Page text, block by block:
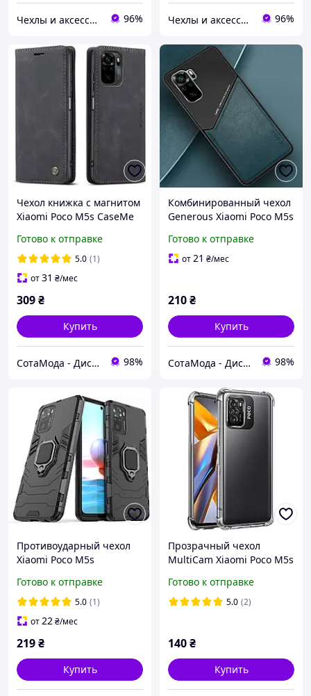
Чехлы и аксессуары | Mob4 96% Чехлы и аксессуары | Mob4 96%
Чехол книжка с магнитом
Xiaomi Poco M5s CaseMe
Готово к отправке
5.0 (1)
от31 ₴/мес
309₴
Купить
СотаМода - Дискаунтер аксессуаров 98%
Комбинированный чехол
Generous Xiaomi Poco M5s
Готово к отправке
от21 ₴/мес
210₴
Купить
СотаМода - Дискаунтер аксессуаров 98%
Противоударный чехол
Xiaomi Poco M5s
Готово к отправке
5.0 (1)
от22₴/мес
219₴
Купить
Прозрачный чехол
MultiCam Xiaomi Poco M5s
Готово к отправке
5.0 (2)
140₴
Купить